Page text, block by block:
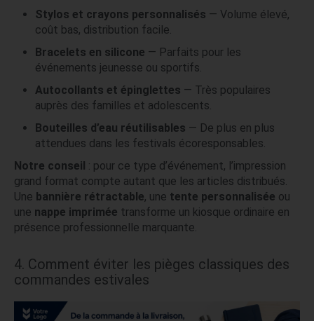
Stylos et crayons personnalisés — Volume élevé,
coût bas, distribution facile.
Bracelets en silicone — Parfaits pour les
événements jeunesse ou sportifs.
Autocollants et épinglettes — Très populaires
auprès des familles et adolescents.
Bouteilles d’eau réutilisables — De plus en plus
attendues dans les festivals écoresponsables.
Notre conseil : pour ce type d’événement, l’impression
grand format compte autant que les articles distribués.
Une bannière rétractable, une tente personnalisée ou
une nappe imprimée transforme un kiosque ordinaire en
présence professionnelle marquante.
4. Comment éviter les pièges classiques des
commandes estivales